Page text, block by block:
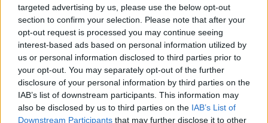
targeted advertising by us, please use the below opt-out
section to confirm your selection. Please note that after your
opt-out request is processed you may continue seeing
interest-based ads based on personal information utilized by
us or personal information disclosed to third parties prior to
your opt-out. You may separately opt-out of the further
disclosure of your personal information by third parties on the
IAB’s list of downstream participants. This information may
also be disclosed by us to third parties on the IAB’s List of
Downstream Participants that may further disclose it to other